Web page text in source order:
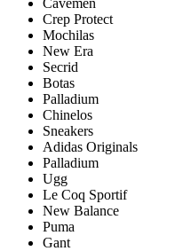
Crep Protect
Mochilas
New Era
Secrid
Botas
Palladium
Chinelos
Sneakers
Adidas Originals
Palladium
Ugg
Le Coq Sportif
New Balance
Puma
Gant